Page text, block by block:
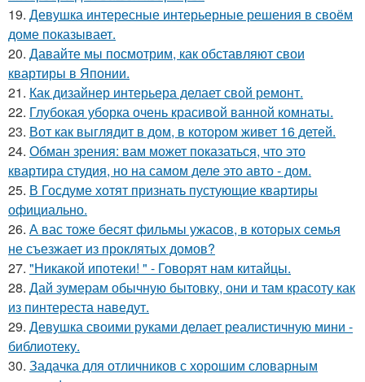
19. Девушка интересные интерьерные решения в своём
доме показывает.
20. Давайте мы посмотрим, как обставляют свои
квартиры в Японии.
21. Как дизайнер интерьера делает свой ремонт.
22. Глубокая уборка очень красивой ванной комнаты.
23. Вот как выглядит в дом, в котором живет 16 детей.
24. Обман зрения: вам может показаться, что это
квартира студия, но на самом деле это авто - дом.
25. В Госдуме хотят признать пустующие квартиры
официально.
26. А вас тоже бесят фильмы ужасов, в которых семья
не съезжает из проклятых домов?
27. "Никакой ипотеки! " - Говорят нам китайцы.
28. Дай зумерам обычную бытовку, они и там красоту как
из пинтереста наведут.
29. Девушка своими руками делает реалистичную мини -
библиотеку.
30. Задачка для отличников с хорошим словарным